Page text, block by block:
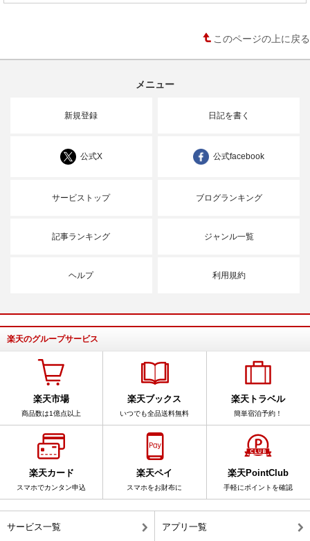
このページの上に戻る
メニュー
新規登録 日記を書く
公式X 公式facebook
サービストップ ブログランキング
記事ランキング ジャンル一覧
ヘルプ 利用規約
楽天のグループサービス
楽天市場
商品数は1億点以上
楽天ブックス
いつでも全品送料無料
楽天トラベル
簡単宿泊予約！
楽天カード
スマホでカンタン申込
楽天ペイ
スマホをお財布に
楽天PointClub
手軽にポイントを確認
サービス一覧 アプリ一覧